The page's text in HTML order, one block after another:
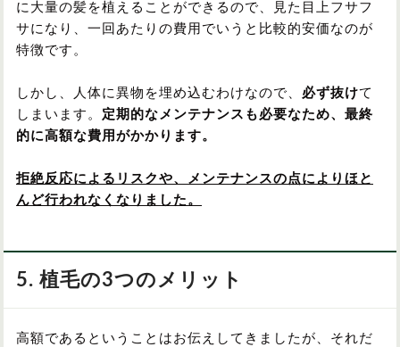
に大量の髪を植えることができるので、見た目上フサフ
サになり、一回あたりの費用でいうと比較的安価なのが
特徴です。
しかし、人体に異物を埋め込むわけなので、 必ず抜けて
しまいます。 定期的なメンテナンスも必要なため、最終
的に高額な費用がかかります。
拒絶反応によるリスクや、メンテナンスの点によりほと
んど行われなくなりました。
5. 植毛の3つのメリット
高額であるということはお伝えしてきましたが、それだ